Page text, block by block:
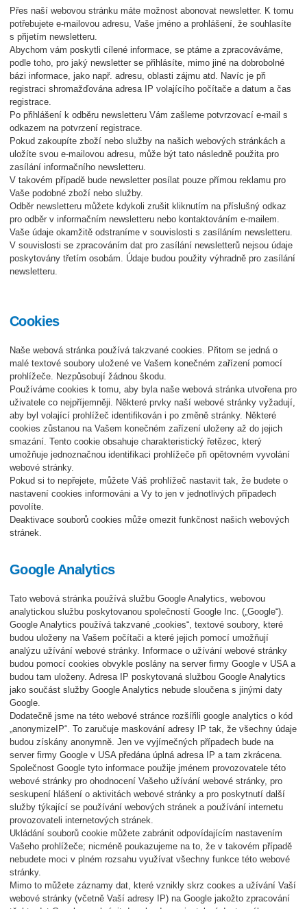
Přes naší webovou stránku máte možnost abonovat newsletter. K tomu
potřebujete e-mailovou adresu, Vaše jméno a prohlášení, že souhlasíte
s přijetím newsletteru.
Abychom vám poskytli cílené informace, se ptáme a zpracováváme,
podle toho, pro jaký newsletter se přihlásíte, mimo jiné na dobrobolné
bázi informace, jako např. adresu, oblasti zájmu atd. Navíc je při
registraci shromažďována adresa IP volajícího počítače a datum a čas
registrace.
Po přihlášení k odběru newsletteru Vám zašleme potvrzovací e-mail s
odkazem na potvrzení registrace.
Pokud zakoupíte zboží nebo služby na našich webových stránkách a
uložíte svou e-mailovou adresu, může být tato následně použita pro
zasílání informačního newsletteru.
V takovém případě bude newsletter posílat pouze přímou reklamu pro
Vaše podobné zboží nebo služby.
Odběr newsletteru můžete kdykoli zrušit kliknutím na příslušný odkaz
pro odběr v informačním newsletteru nebo kontaktováním e-mailem.
Vaše údaje okamžitě odstraníme v souvislosti s zasíláním newsletteru.
V souvislosti se zpracováním dat pro zasílání newsletterů nejsou údaje
poskytovány třetím osobám. Údaje budou použity výhradně pro zasílání
newsletteru.
Cookies
Naše webová stránka používá takzvané cookies. Přitom se jedná o
malé textové soubory uložené ve Vašem konečném zařízení pomocí
prohlížeče. Nezpůsobují žádnou škodu.
Používáme cookies k tomu, aby byla naše webová stránka utvořena pro
uživatele co nejpříjemněji. Některé prvky naší webové stránky vyžadují,
aby byl volající prohlížeč identifikován i po změně stránky. Některé
cookies zůstanou na Vašem konečném zařízení uloženy až do jejich
smazání. Tento cookie obsahuje charakteristický řetězec, který
umožňuje jednoznačnou identifikaci prohlížeče při opětovném vyvolání
webové stránky.
Pokud si to nepřejete, můžete Váš prohlížeč nastavit tak, že budete o
nastavení cookies informováni a Vy to jen v jednotlivých případech
povolíte.
Deaktivace souborů cookies může omezit funkčnost našich webových
stránek.
Google Analytics
Tato webová stránka používá službu Google Analytics, webovou
analytickou službu poskytovanou společností Google Inc. („Google“).
Google Analytics používá takzvané „cookies“, textové soubory, které
budou uloženy na Vašem počítači a které jejich pomocí umožňují
analýzu užívání webové stránky. Informace o užívání webové stránky
budou pomocí cookies obvykle poslány na server firmy Google v USA a
budou tam uloženy. Adresa IP poskytovaná službou Google Analytics
jako součást služby Google Analytics nebude sloučena s jinými daty
Google.
Dodatečně jsme na této webové stránce rozšířili google analytics o kód
„anonymizeIP“. To zaručuje maskování adresy IP tak, že všechny údaje
budou získány anonymně. Jen ve vyjímečných případech bude na
server firmy Google v USA předána úplná adresa IP a tam zkrácena.
Společnost Google tyto informace použije jménem provozovatele této
webové stránky pro ohodnocení Vašeho užívání webové stránky, pro
seskupení hlášení o aktivitách webové stránky a pro poskytnutí další
služby týkající se používání webových stránek a používání internetu
provozovateli internetových stránek.
Ukládání souborů cookie můžete zabránit odpovídajícím nastavením
Vašeho prohlížeče; nicméně poukazujeme na to, že v takovém případě
nebudete moci v plném rozsahu využívat všechny funkce této webové
stránky.
Mimo to můžete záznamy dat, které vznikly skrz cookes a užívání Vaší
webové stránky (včetně Vaší adresy IP) na Google jakožto zpracování